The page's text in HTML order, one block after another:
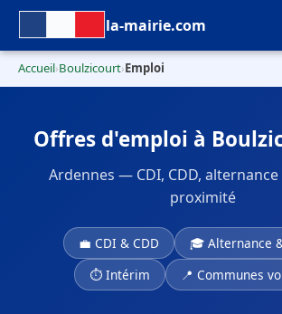
la-mairie.com
Accueil›Boulzicourt›Emploi
Offres d'emploi à
Ardennes — CDI, CDD, alternance
proximité
💼 CDI & CDD
🎓 Alternance
⏱ Intérim
📍 Communes